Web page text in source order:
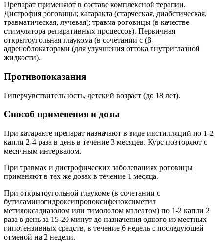
Препарат применяют в составе комплексной терапии.
Дистрофия роговицы; катаракта (старческая, диабетическая,
травматическая, лучевая); травма роговицы (в качестве
стимулятора репаративных процессов). Первичная
открытоугольная глаукома (в сочетании с (β-
адреноблокаторами (для улучшения оттока внутриглазной
жидкости).
Противопоказания
Гиперчувствительность, детский возраст (до 18 лет).
Способ применения и дозы
При катаракте препарат назначают в виде инстилляций по 1-2
капли 2-4 раза в день в течение 3 месяцев. Курс повторяют с
месячным интервалом.
При травмах и дистрофических заболеваниях роговицы
применяют в тех же дозах в течение 1 месяца.
При открытоугольной глаукоме (в сочетании с
бутиламиногидроксипропоксифеноксиметил
метилоксадиазолом или тимололом малеатом) по 1-2 капли 2
раза в день за 15-20 минут до назначения одного из местных
гипотензивных средств, в течение 6 недель с последующей
отменой на 2 недели.